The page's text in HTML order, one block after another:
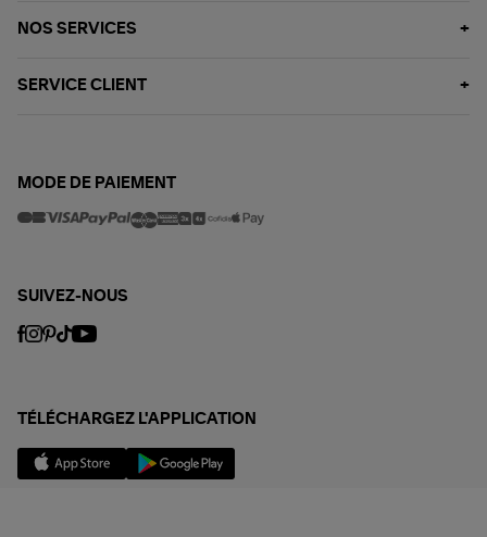
NOS SERVICES
SERVICE CLIENT
MODE DE PAIEMENT
SUIVEZ-NOUS
TÉLÉCHARGEZ L'APPLICATION